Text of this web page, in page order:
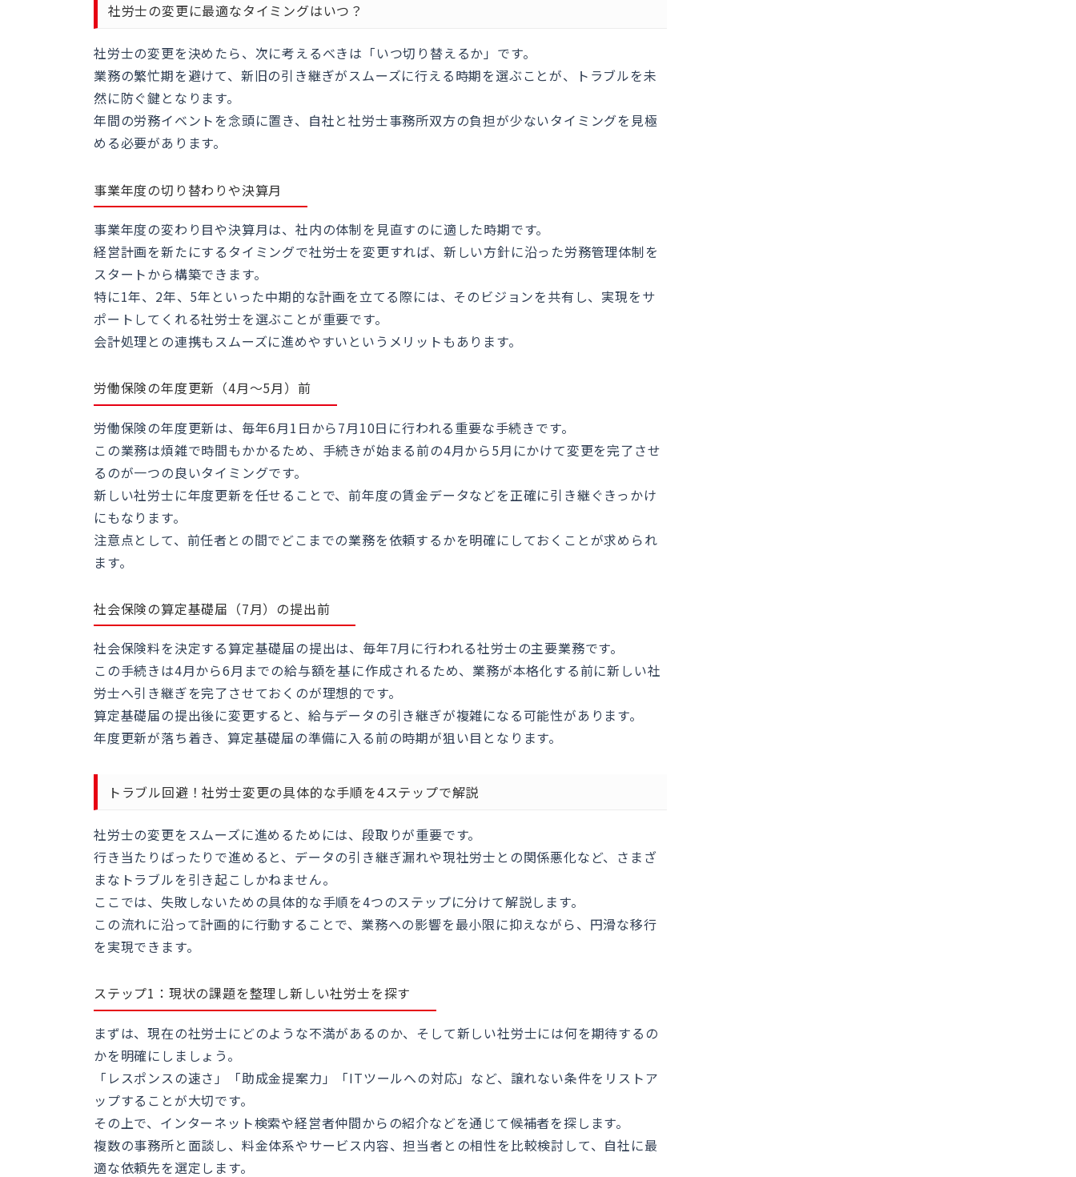
社労士の変更に最適なタイミングはいつ？
社労士の変更を決めたら、次に考えるべきは「いつ切り替えるか」です。
業務の繁忙期を避けて、新旧の引き継ぎがスムーズに行える時期を選ぶことが、トラブルを未
然に防ぐ鍵となります。
年間の労務イベントを念頭に置き、自社と社労士事務所双方の負担が少ないタイミングを見極
める必要があります。
事業年度の切り替わりや決算月
事業年度の変わり目や決算月は、社内の体制を見直すのに適した時期です。
経営計画を新たにするタイミングで社労士を変更すれば、新しい方針に沿った労務管理体制を
スタートから構築できます。
特に1年、2年、5年といった中期的な計画を立てる際には、そのビジョンを共有し、実現をサ
ポートしてくれる社労士を選ぶことが重要です。
会計処理との連携もスムーズに進めやすいというメリットもあります。
労働保険の年度更新（4月〜5月）前
労働保険の年度更新は、毎年6月1日から7月10日に行われる重要な手続きです。
この業務は煩雑で時間もかかるため、手続きが始まる前の4月から5月にかけて変更を完了させ
るのが一つの良いタイミングです。
新しい社労士に年度更新を任せることで、前年度の賃金データなどを正確に引き継ぐきっかけ
にもなります。
注意点として、前任者との間でどこまでの業務を依頼するかを明確にしておくことが求められ
ます。
社会保険の算定基礎届（7月）の提出前
社会保険料を決定する算定基礎届の提出は、毎年7月に行われる社労士の主要業務です。
この手続きは4月から6月までの給与額を基に作成されるため、業務が本格化する前に新しい社
労士へ引き継ぎを完了させておくのが理想的です。
算定基礎届の提出後に変更すると、給与データの引き継ぎが複雑になる可能性があります。
年度更新が落ち着き、算定基礎届の準備に入る前の時期が狙い目となります。
トラブル回避！社労士変更の具体的な手順を4ステップで解説
社労士の変更をスムーズに進めるためには、段取りが重要です。
行き当たりばったりで進めると、データの引き継ぎ漏れや現社労士との関係悪化など、さまざ
まなトラブルを引き起こしかねません。
ここでは、失敗しないための具体的な手順を4つのステップに分けて解説します。
この流れに沿って計画的に行動することで、業務への影響を最小限に抑えながら、円滑な移行
を実現できます。
ステップ1：現状の課題を整理し新しい社労士を探す
まずは、現在の社労士にどのような不満があるのか、そして新しい社労士には何を期待するの
かを明確にしましょう。
「レスポンスの速さ」「助成金提案力」「ITツールへの対応」など、譲れない条件をリストア
ップすることが大切です。
その上で、インターネット検索や経営者仲間からの紹介などを通じて候補者を探します。
複数の事務所と面談し、料金体系やサービス内容、担当者との相性を比較検討して、自社に最
適な依頼先を選定します。